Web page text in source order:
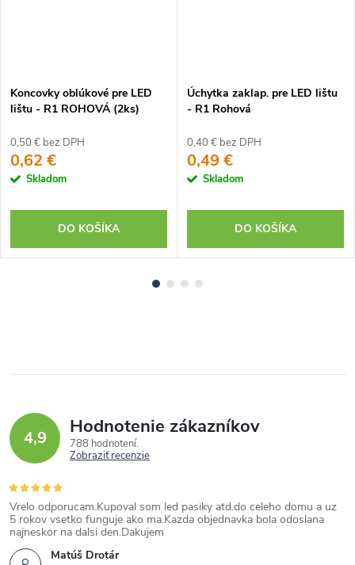
Koncovky oblúkové pre LED
lištu - R1 ROHOVÁ (2ks)
0,50 € bez DPH
0,62 €
Skladom
DO KOŠÍKA
Úchytka zaklap. pre LED lištu
- R1 Rohová
0,40 € bez DPH
0,49 €
Skladom
DO KOŠÍKA
4,9 Hodnotenie zákazníkov
788 hodnotení
Zobraziť recenzie
Matúš Drotár
Vrelo odporucam.Kupoval som led pasiky atd.do celeho domu a uz
5 rokov vsetko funguje ako ma.Kazda objednavka bola odoslana
najneskor na dalsi den.Dakujem